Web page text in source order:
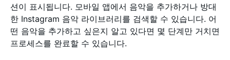
션이 표시됩니다. 모바일 앱에서 음악을 추가하거나 방대
한 Instagram 음악 라이브러리를 검색할 수 있습니다. 어
떤 음악을 추가하고 싶은지 알고 있다면 몇 단계만 거치면
프로세스를 완료할 수 있습니다.